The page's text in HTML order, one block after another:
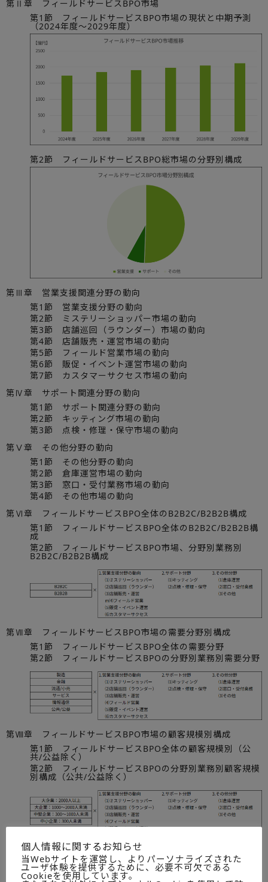
第Ⅱ章 フィールドサービスBPO市場
第1節 フィールドサービスBPO市場の現状と中期予測
（2024年度～2029年度）
第2節 フィールドサービスBPO総市場の分野別構成
第Ⅲ章 営業支援関連分野の動向
第1節 営業支援分野の動向
第2節 ミステリーショッパー市場の動向
第3節 店舗巡回（ラウンダー）市場の動向
第4節 店舗販売・運営市場の動向
第5節 フィールド営業市場の動向
第6節 販促・イベント運営市場の動向
第7節 カスタマーサクセス市場の動向
第Ⅳ章 サポート関連分野の動向
第1節 サポート関連分野の動向
第2節 キッティング市場の動向
第3節 点検・修理・保守市場の動向
第Ⅴ章 その他分野の動向
第1節 その他分野の動向
第2節 倉庫運営市場の動向
第3節 窓口・受付業務市場の動向
第4節 その他市場の動向
第Ⅵ章 フィールドサービスBPO全体のB2B2C/B2B2B構成
第1節 フィールドサービスBPO全体のB2B2C/B2B2B構
成
第2節 フィールドサービスBPO市場、分野別業務別
B2B2C/B2B2B構成
第Ⅶ章 フィールドサービスBPO市場の需要分野別構成
第1節 フィールドサービスBPO全体の需要分野
第2節 フィールドサービスBPOの分野別業務別需要分野
第Ⅷ章 フィールドサービスBPO市場の顧客規模別構成
第1節 フィールドサービスBPO全体の顧客規模別（公
共/公益除く）
第2節 フィールドサービスBPOの分野別業務別顧客規模
別構成（公共/公益除く）
第Ⅸ章 調査企業20社における新規/継続売上構成
第1節 フィールドサービスBPOの新規/継続売上（調査
企業20社）
個人情報に関するお知らせ
当Webサイトを運営し、よりパーソナライズされた
ユーザ体験を提供するために、必要不可欠である
Cookieを使用しています。